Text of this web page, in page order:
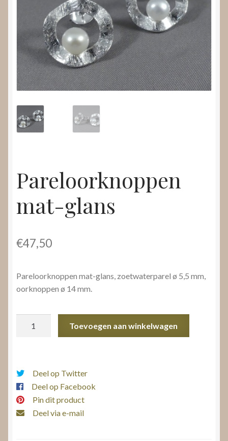
Video’s
Submenu
uitvouwen
Pareloorknoppen
mat-glans
€47,50
Pareloorknoppen mat-glans, zoetwaterparel ø 5,5 mm,
oorknoppen ø 14 mm.
Toevoegen aan winkelwagen
Deel op Twitter
Deel op Facebook
Pin dit product
Deel via e-mail